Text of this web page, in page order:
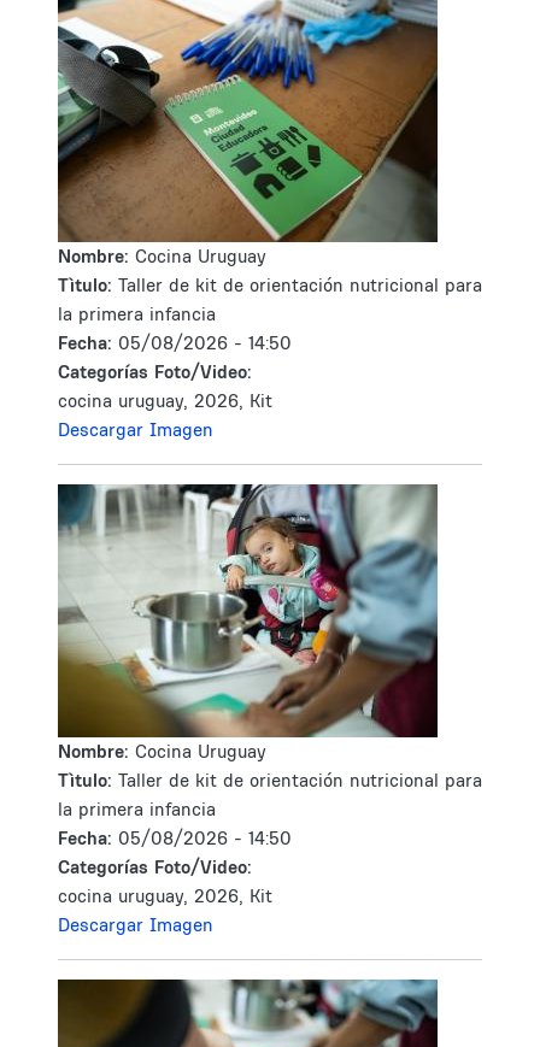
Nombre: Cocina Uruguay
Tìtulo: Taller de kit de orientación nutricional para
la primera infancia
Fecha: 05/08/2026 - 14:50
Categorías Foto/Video:
cocina uruguay, 2026, Kit
Descargar Imagen
Nombre: Cocina Uruguay
Tìtulo: Taller de kit de orientación nutricional para
la primera infancia
Fecha: 05/08/2026 - 14:50
Categorías Foto/Video:
cocina uruguay, 2026, Kit
Descargar Imagen